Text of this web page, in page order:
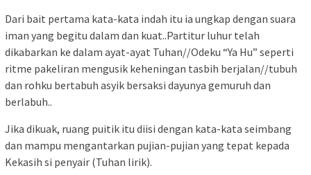
Dari bait pertama kata-kata indah itu ia ungkap dengan suara
iman yang begitu dalam dan kuat..Partitur luhur telah
dikabarkan ke dalam ayat-ayat Tuhan//Odeku “Ya Hu” seperti
ritme pakeliran mengusik keheningan tasbih berjalan//tubuh
dan rohku bertabuh asyik bersaksi dayunya gemuruh dan
berlabuh..
Jika dikuak, ruang puitik itu diisi dengan kata-kata seimbang
dan mampu mengantarkan pujian-pujian yang tepat kepada
Kekasih si penyair (Tuhan lirik).